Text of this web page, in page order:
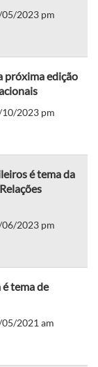
2023 pm
próxima edição
2023 pm
é tema da
2023 pm
tema de
2021 am